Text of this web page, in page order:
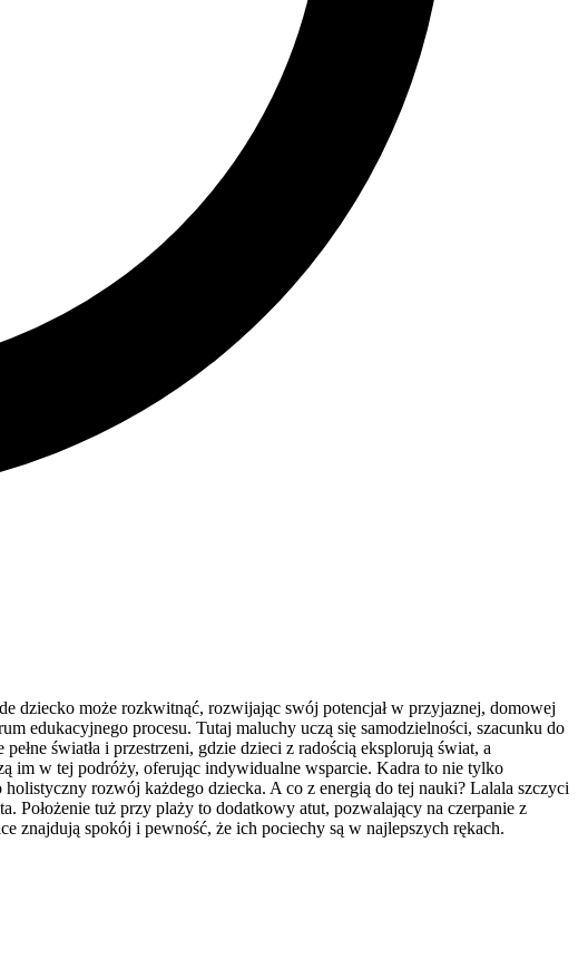
dziecko może rozkwitnąć, rozwijając swój potencjał w przyjaznej, domowej
edukacyjnego procesu. Tutaj maluchy uczą się samodzielności, szacunku do
światła i przestrzeni, gdzie dzieci z radością eksplorują świat, a
im w tej podróży, oferując indywidualne wsparcie. Kadra to nie tylko
rozwój każdego dziecka. A co z energią do tej nauki? Lalala szczyci
Położenie tuż przy plaży to dodatkowy atut, pozwalający na czerpanie z
znajdują spokój i pewność, że ich pociechy są w najlepszych rękach.